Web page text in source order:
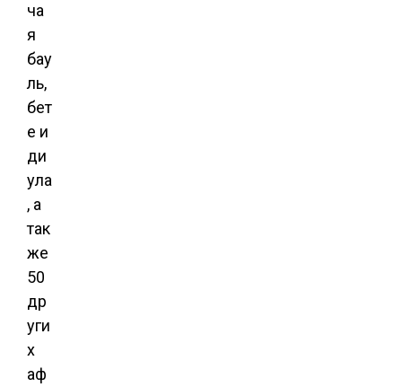
ча
я
бау
ль,
бет
е и
ди
ула
, а
так
же
50
др
уги
х
аф